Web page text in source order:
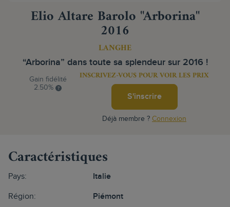
Elio Altare Barolo "Arborina"
2016
LANGHE
“Arborina” dans toute sa splendeur sur 2016 !
Gain fidélité
2.50%
INSCRIVEZ-VOUS POUR VOIR LES PRIX
S'inscrire
Déjà membre ? Connexion
Caractéristiques
Pays: Italie
Région: Piémont